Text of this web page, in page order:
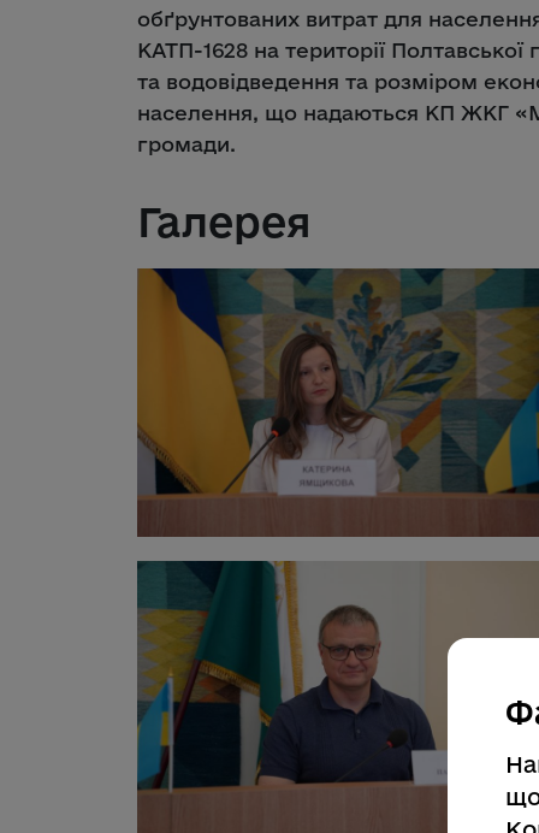
обґрунтованих витрат для
КАТП-1628 на території
та водовідведення та розміром
населення, що надаються КП ЖКГ
громади.
Галерея